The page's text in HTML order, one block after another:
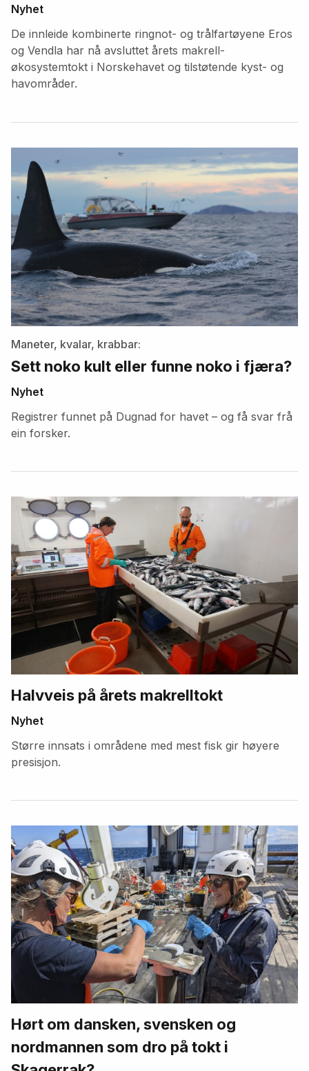
Nyhet
De innleide kombinerte ringnot- og trålfartøyene Eros
og Vendla har nå avsluttet årets makrell-
økosystemtokt i Norskehavet og tilstøtende kyst- og
havområder.
artikler
Maneter, kvalar, krabbar:
Sett noko kult eller funne noko i fjæra?
Nyhet
Registrer funnet på Dugnad for havet – og få svar frå
ein forsker.
Halvveis på årets makrelltokt
Nyhet
Større innsats i områdene med mest fisk gir høyere
presisjon.
Hørt om dansken, svensken og
nordmannen som dro på tokt i